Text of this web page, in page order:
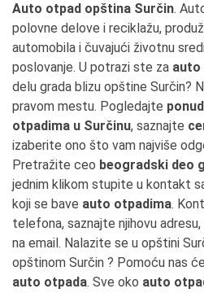
Auto otpad opština Surčin.
polovne delove i reciklažu,
automobila i čuvajući životnu
poslovanje. U potrazi ste za auto
delu grada blizu opštine Surčin?
pravom mestu. Pogledajte
otpadima u Surčinu, saznajte
izaberite ono što vam najviše
Pretražite ceo beogradski deo
jednim klikom stupite u kontakt
koji se bave auto otpadima.
telefona, saznajte njihovu
na email. Nalazite se u opštini
opštinom Surčin ? Pomoću nas
auto otpada. Sve oko auto